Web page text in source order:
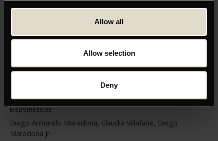
Allow all
Allow selection
Deny
Diego Maradona
Asif Kapadia
MEDVIRKENDE
Diego Armando Maradona, Claudia Villafañe, Diego
Maradona Jr.